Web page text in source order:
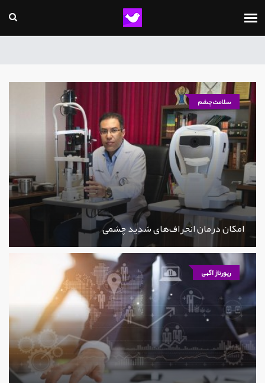
سلامت چشم
امکان درمان انحراف‌های شدید چشمی
رپورتاژ آگهی